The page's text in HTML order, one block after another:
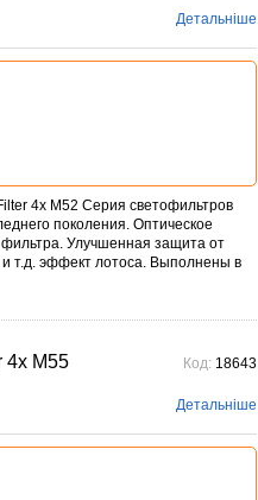
Детальніше
4x M52 Серия светофильтров
поколения. Оптическое
фильтра. Улучшенная защита от
т.д. эффект лотоса. Выполнены в
4x M55 Код: 18643
Детальніше